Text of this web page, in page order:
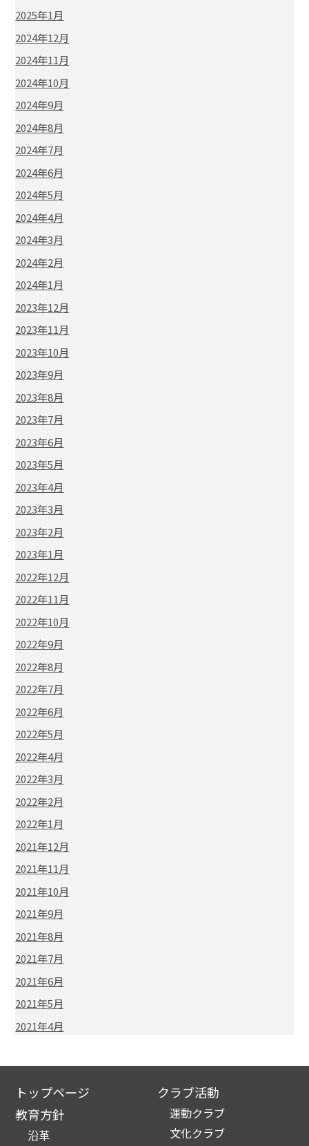
2025年1月
2024年12月
2024年11月
2024年10月
2024年9月
2024年8月
2024年7月
2024年6月
2024年5月
2024年4月
2024年3月
2024年2月
2024年1月
2023年12月
2023年11月
2023年10月
2023年9月
2023年8月
2023年7月
2023年6月
2023年5月
2023年4月
2023年3月
2023年2月
2023年1月
2022年12月
2022年11月
2022年10月
2022年9月
2022年8月
2022年7月
2022年6月
2022年5月
2022年4月
2022年3月
2022年2月
2022年1月
2021年12月
2021年11月
2021年10月
2021年9月
2021年8月
2021年7月
2021年6月
2021年5月
2021年4月
トップページ
教育方針
沿革
クラブ活動
運動クラブ
文化クラブ